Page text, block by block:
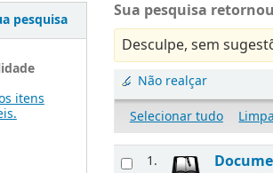
pesquisa
itens
Sua pesquisa
Desculpe, sem
Não realçar
Selecionar tudo
1.